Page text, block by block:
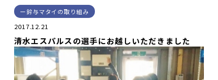
鈴与マタイの取り組み
2017.12.21
清水エスパルスの選手にお越しいただきました